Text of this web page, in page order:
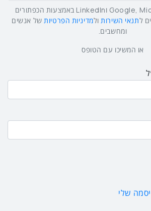
בלחיצה על Google, Microsoft וLinkedIn באמצעות הכפתורים
לתנאי השירותולמדיניות הפרטיותשל אנשים
ומחשבים.
או המשיכו עם הטופס
שלי